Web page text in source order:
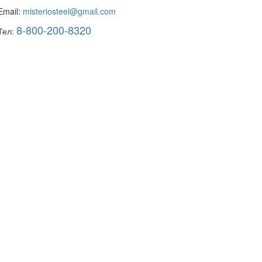
misteriosteel@gmail.com
8-800-200-8320